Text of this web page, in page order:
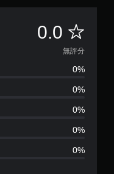
0.0 無
評
分
無評分
0%
0%
0%
0%
0%